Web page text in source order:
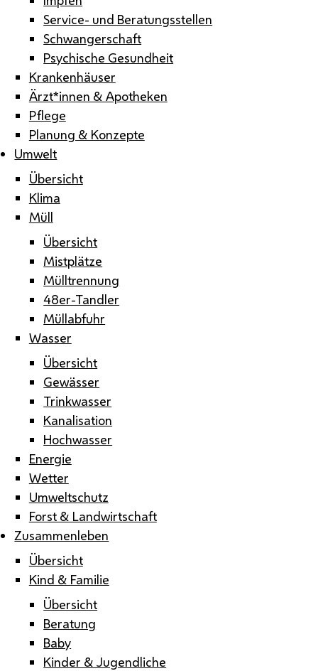
Service- und Beratungsstellen
Schwangerschaft
Psychische Gesundheit
Krankenhäuser
Ärzt*innen & Apotheken
Pflege
Planung & Konzepte
Umwelt
Übersicht
Klima
Müll
Übersicht
Mistplätze
Mülltrennung
48er-Tandler
Müllabfuhr
Wasser
Übersicht
Gewässer
Trinkwasser
Kanalisation
Hochwasser
Energie
Wetter
Umweltschutz
Forst & Landwirtschaft
Zusammenleben
Übersicht
Kind & Familie
Übersicht
Beratung
Baby
Kinder & Jugendliche